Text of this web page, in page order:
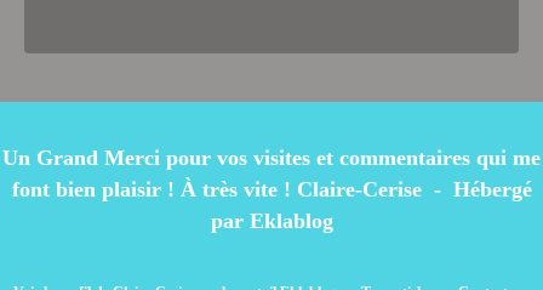
Un Grand Merci pour vos visites et commentaires qui me
font bien plaisir ! À très vite ! Claire-Cerise - Hébergé
par Eklablog